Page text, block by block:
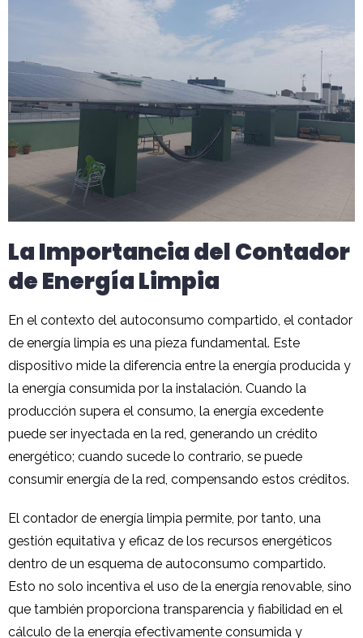
La Importancia del Contador
de Energía Limpia
En el contexto del autoconsumo compartido, el contador
de energía limpia es una pieza fundamental. Este
dispositivo mide la diferencia entre la energía producida y
la energía consumida por la instalación. Cuando la
producción supera el consumo, la energía excedente
puede ser inyectada en la red, generando un crédito
energético; cuando sucede lo contrario, se puede
consumir energía de la red, compensando estos créditos.
El contador de energía limpia permite, por tanto, una
gestión equitativa y eficaz de los recursos energéticos
dentro de un esquema de autoconsumo compartido.
Esto no solo incentiva el uso de la energía renovable, sino
que también proporciona transparencia y fiabilidad en el
cálculo de la energía efectivamente consumida y